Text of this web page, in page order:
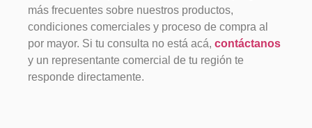
más frecuentes sobre nuestros productos,
condiciones comerciales y proceso de compra al
por mayor. Si tu consulta no está acá, contáctanos
y un representante comercial de tu región te
responde directamente.